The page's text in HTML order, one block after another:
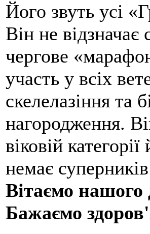
Його звуть усі
Він не
чергове
участь у всіх
скелелазіння та
нагородження.
віковій
немає
Вітаємо нашого
Бажаємо